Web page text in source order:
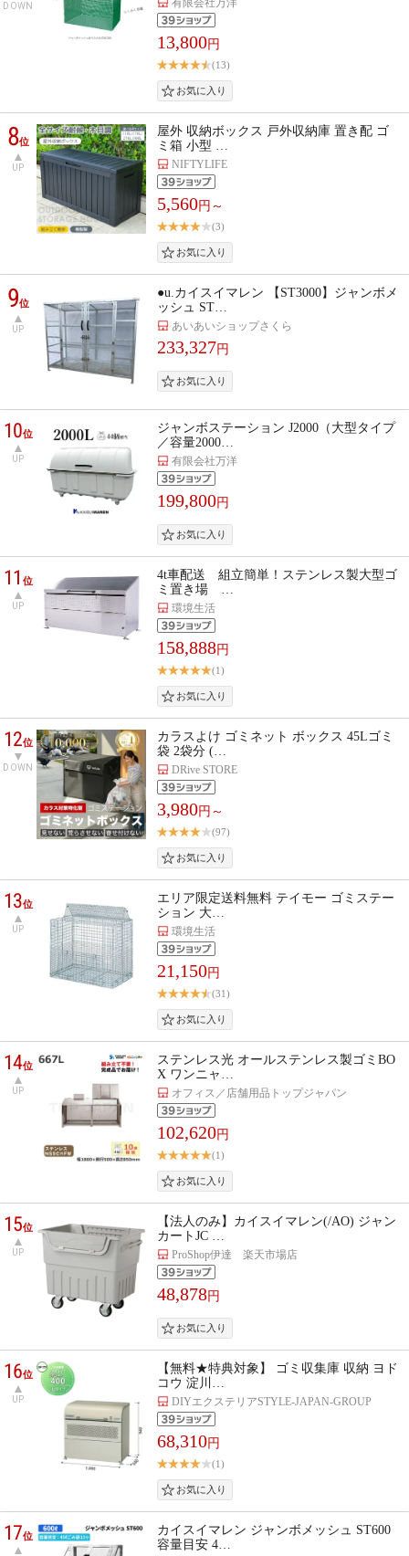
DOWN
13,800円
(13)
8位
UP
屋外 収納ボックス 戸外収納庫 置き配 ゴ
ミ箱 小型 …
NIFTYLIFE
5,560円～
(3)
9位
UP
●u.カイスイマレン 【ST3000】ジャンボメ
ッシュ ST…
あいあいショップさくら
233,327円
10位
UP
ジャンボステーション J2000（大型タイプ
／容量2000…
有限会社万洋
199,800円
11位
UP
4t車配送 組立簡単！ステンレス製大型ゴ
ミ置き場 …
環境生活
158,888円
(1)
12位
DOWN
カラスよけ ゴミネット ボックス 45Lゴミ
袋 2袋分 (…
DRive STORE
3,980円～
(97)
13位
UP
エリア限定送料無料 テイモー ゴミステー
ション 大…
環境生活
21,150円
(31)
14位
UP
ステンレス光 オールステンレス製ゴミBO
X ワンニャ…
オフィス／店舗用品トップジャパン
102,620円
(1)
15位
UP
【法人のみ】カイスイマレン(/AO) ジャン
カートJC …
ProShop伊達 楽天市場店
48,878円
16位
UP
【無料★特典対象】 ゴミ収集庫 収納 ヨド
コウ 淀川…
DIYエクステリアSTYLE-JAPAN-GROUP
68,310円
(1)
17位
カイスイマレン ジャンボメッシュ ST600
容量目安 4…